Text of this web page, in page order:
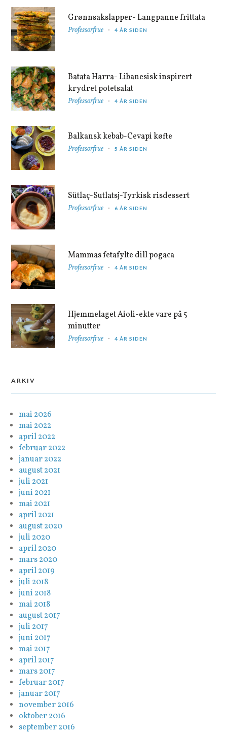
Grønnsakslapper- Langpanne frittata
Professorfrue 4 ÅR SIDEN
Batata Harra- Libanesisk inspirert
krydret potetsalat
Professorfrue 4 ÅR SIDEN
Balkansk kebab-Cevapi køfte
Professorfrue 5 ÅR SIDEN
Sütlaç-Sutlatsj-Tyrkisk risdessert
Professorfrue 6 ÅR SIDEN
Mammas fetafylte dill pogaca
Professorfrue 4 ÅR SIDEN
Hjemmelaget Aioli-ekte vare på 5
minutter
Professorfrue 4 ÅR SIDEN
ARKIV
mai 2026
mai 2022
april 2022
februar 2022
januar 2022
august 2021
juli 2021
juni 2021
mai 2021
april 2021
august 2020
juli 2020
april 2020
mars 2020
april 2019
juli 2018
juni 2018
mai 2018
august 2017
juli 2017
juni 2017
mai 2017
april 2017
mars 2017
februar 2017
januar 2017
november 2016
oktober 2016
september 2016